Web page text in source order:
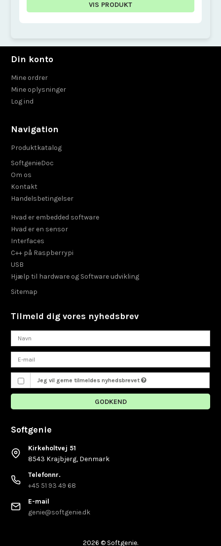
VIS PRODUKT
Din konto
Mine ordrer
Mine oplysninger
Log ind
Navigation
Produktkatalog
SoftgenieDoc
Om os
Kontakt
Handelsbetingelser
Hvad er embedded software
Hvad er en sensor
Interfaces
C++ på Raspberrypi
USB
Hjælp til hardware og Software udvikling
Sitemap
Tilmeld dig vores nyhedsbrev
Jeg vil gerne tilmeldes nyhedsbrevet
GODKEND
Softgenie
Kirkeholtvej 51
8543 Krajbjerg, Denmark
Telefonnr.
+45 51 93 49 68
E-mail
genie@softgenie.dk
2026 © Softgenie.